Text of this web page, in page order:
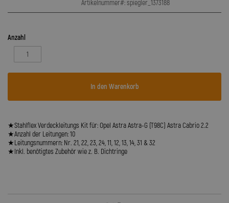
Artikelnummer#: spiegler_1373188
Anzahl
In den Warenkorb
★Stahlflex Verdeckleitungs Kit für: Opel Astra Astra-G (T98C) Astra Cabrio 2.2
★Anzahl der Leitungen: 10
★Leitungsnummern: Nr. 21, 22, 23, 24, 11, 12, 13, 14, 31 & 32
★Inkl. benötigtes Zubehör wie z. B. Dichtringe